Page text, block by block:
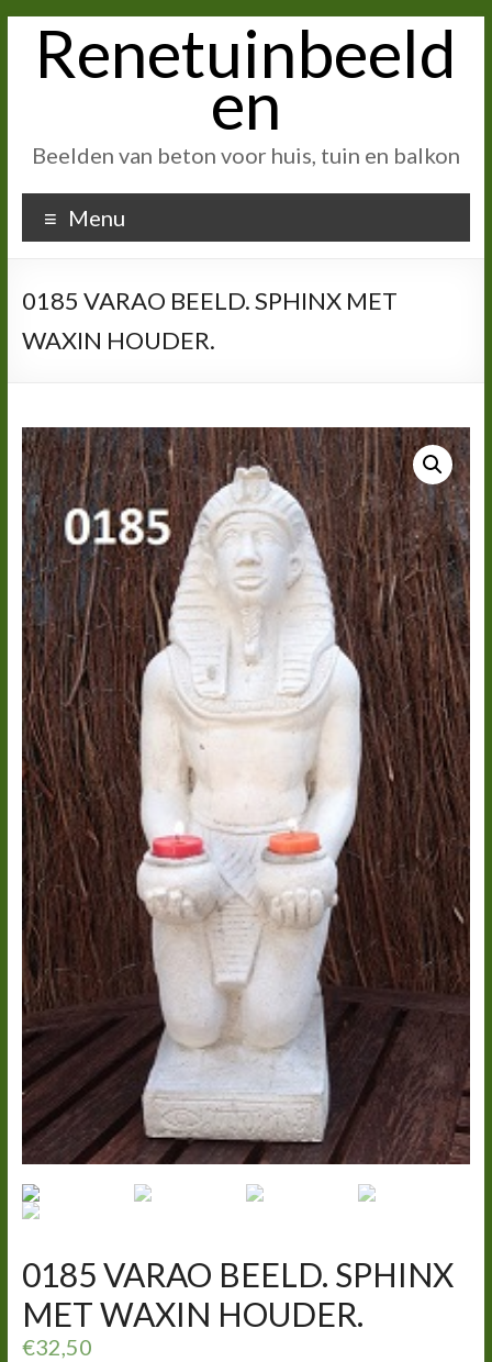
inhoudRenetuinbeeld
en
Beelden van beton voor huis, tuin en balkon
Menu
0185 VARAO BEELD. SPHINX MET
WAXIN HOUDER.
0185 VARAO BEELD. SPHINX
MET WAXIN HOUDER.
€32,50